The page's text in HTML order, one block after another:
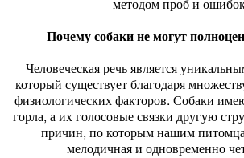
Почему собаки не могут
Человеческая речь является
который существует благодаря
физиологических факторов. Собаки
горла, а их голосовые связки другую
причин, по которым нашим
мелодичная и одновременно